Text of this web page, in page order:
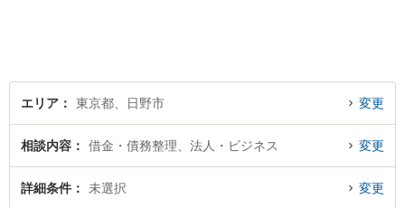
エリア 東京都、日野市 変更
相談内容 借金・債務整理、法人・ビジネス 変更
詳細条件 未選択 変更